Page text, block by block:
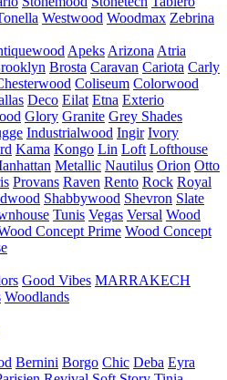
Westwood Woodmax Zebrina
Apeks Arizona Atria
Brosta Caravan Cariota Carly
Coliseum Colorwood
Deco Eilat Etna Exterio
Glory Granite Grey Shades
Industrialwood Ingir Ivory
Kama Kongo Lin Loft Lofthouse
Metallic Nautilus Orion Otto
Provans Raven Rento Rock Royal
Shabbywood Shevron Slate
Tunis Vegas Versal Wood
Concept Prime Wood Concept
Good Vibes MARRAKECH
Woodlands
Bernini Borgo Chic Deba Eyra